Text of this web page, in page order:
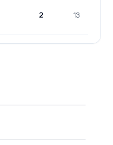
2 13